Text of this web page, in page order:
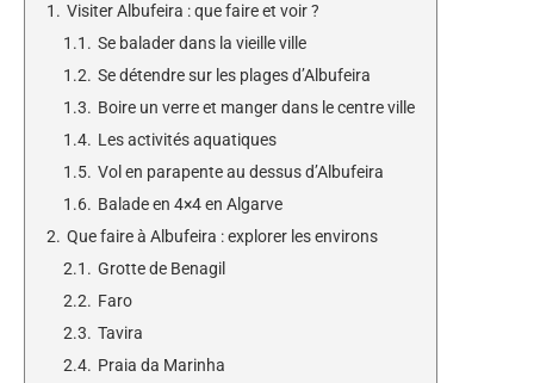
1. Visiter Albufeira : que faire et voir ?
1.1. Se balader dans la vieille ville
1.2. Se détendre sur les plages d’Albufeira
1.3. Boire un verre et manger dans le centre ville
1.4. Les activités aquatiques
1.5. Vol en parapente au dessus d’Albufeira
1.6. Balade en 4×4 en Algarve
2. Que faire à Albufeira : explorer les environs
2.1. Grotte de Benagil
2.2. Faro
2.3. Tavira
2.4. Praia da Marinha